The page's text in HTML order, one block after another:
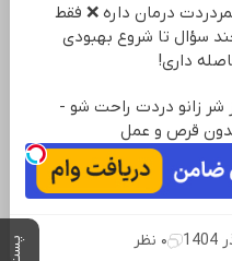
درمان داره ❌ فقط
سؤال تا شروع بهبودی
داری!
شر زانو دردت راحت شو -
قرص و عمل
۰ نظر